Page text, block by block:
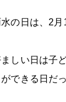
水の日は、2
しい日は子
できる日だ